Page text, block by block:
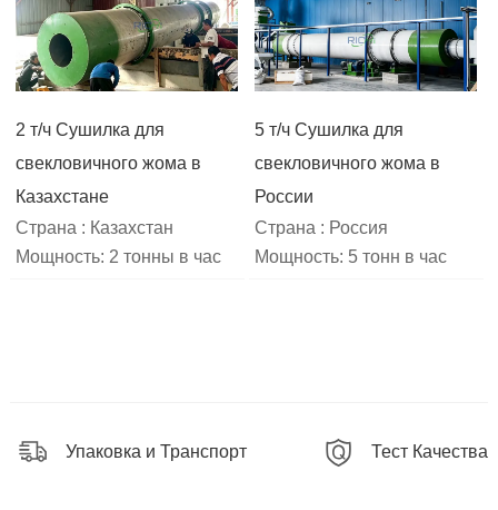
2 т/ч Сушилка для
свекловичного жома в
Казахстане
Страна : Казахстан
Мощность: 2 тонны в час
5 т/ч Сушилка для
свекловичного жома в
России
Страна : Россия
Мощность: 5 тонн в час
Упаковка и Транспорт Тест Качества